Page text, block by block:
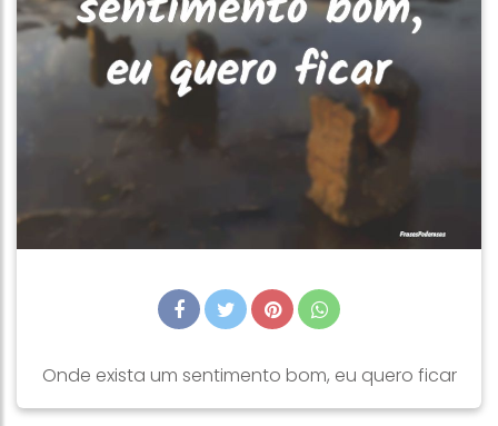
Onde exista um sentimento bom, eu quero ficar